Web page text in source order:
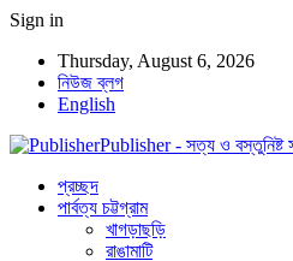
Sign in
Thursday, August 6, 2026
নিউজ ব্লগ
English
Publisher - সত্য ও বস্তুনিষ্ট
প্রচ্ছদ
পার্বত্য চট্টগ্রাম
খাগড়াছড়ি
রাঙামাটি